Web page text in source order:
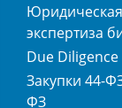
Юридическая
экспертиза
Due Diligence
Закупки 44-
ФЗ